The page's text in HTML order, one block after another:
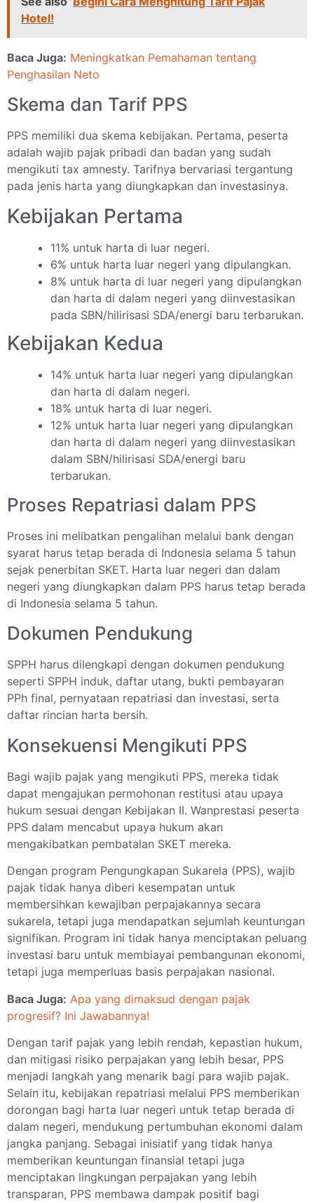
Hotel!
Baca Juga: Meningkatkan Pemahaman tentang
Penghasilan Neto
Skema dan Tarif PPS
PPS memiliki dua skema kebijakan. Pertama, peserta
adalah wajib pajak pribadi dan badan yang sudah
mengikuti tax amnesty. Tarifnya bervariasi tergantung
pada jenis harta yang diungkapkan dan investasinya.
Kebijakan Pertama
11% untuk harta di luar negeri.
6% untuk harta luar negeri yang dipulangkan.
8% untuk harta di luar negeri yang dipulangkan
dan harta di dalam negeri yang diinvestasikan
pada SBN/hilirisasi SDA/energi baru terbarukan.
Kebijakan Kedua
14% untuk harta luar negeri yang dipulangkan
dan harta di dalam negeri.
18% untuk harta di luar negeri.
12% untuk harta luar negeri yang dipulangkan
dan harta di dalam negeri yang diinvestasikan
dalam SBN/hilirisasi SDA/energi baru
terbarukan.
Proses Repatriasi dalam PPS
Proses ini melibatkan pengalihan melalui bank dengan
syarat harus tetap berada di Indonesia selama 5 tahun
sejak penerbitan SKET. Harta luar negeri dan dalam
negeri yang diungkapkan dalam PPS harus tetap berada
di Indonesia selama 5 tahun.
Dokumen Pendukung
SPPH harus dilengkapi dengan dokumen pendukung
seperti SPPH induk, daftar utang, bukti pembayaran
PPh final, pernyataan repatriasi dan investasi, serta
daftar rincian harta bersih.
Konsekuensi Mengikuti PPS
Bagi wajib pajak yang mengikuti PPS, mereka tidak
dapat mengajukan permohonan restitusi atau upaya
hukum sesuai dengan Kebijakan II. Wanprestasi peserta
PPS dalam mencabut upaya hukum akan
mengakibatkan pembatalan SKET mereka.
Dengan program Pengungkapan Sukarela (PPS), wajib
pajak tidak hanya diberi kesempatan untuk
membersihkan kewajiban perpajakannya secara
sukarela, tetapi juga mendapatkan sejumlah keuntungan
signifikan. Program ini tidak hanya menciptakan peluang
investasi baru untuk membiayai pembangunan ekonomi,
tetapi juga memperluas basis perpajakan nasional.
Baca Juga: Apa yang dimaksud dengan pajak
progresif? Ini Jawabannya!
Dengan tarif pajak yang lebih rendah, kepastian hukum,
dan mitigasi risiko perpajakan yang lebih besar, PPS
menjadi langkah yang menarik bagi para wajib pajak.
Selain itu, kebijakan repatriasi melalui PPS memberikan
dorongan bagi harta luar negeri untuk tetap berada di
dalam negeri, mendukung pertumbuhan ekonomi dalam
jangka panjang. Sebagai inisiatif yang tidak hanya
memberikan keuntungan finansial tetapi juga
menciptakan lingkungan perpajakan yang lebih
transparan, PPS membawa dampak positif bagi